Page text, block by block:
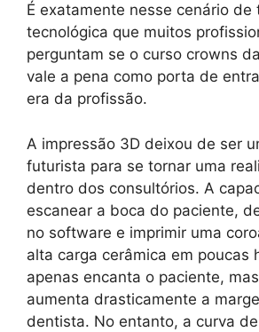
É exatamente nesse cenário de
tecnológica que muitos
perguntam se o curso crowns
vale a pena como porta de
era da profissão.
A impressão 3D deixou de ser
futurista para se tornar uma
dentro dos consultórios. A
escanear a boca do paciente,
no software e imprimir uma
alta carga cerâmica em poucas
apenas encanta o paciente,
aumenta drasticamente a
dentista. No entanto, a curva